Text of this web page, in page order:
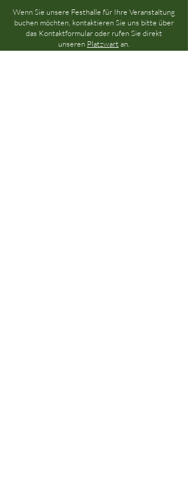
Wenn Sie unsere Festhalle für Ihre Veranstaltung
buchen möchten, kontaktieren Sie uns bitte über
das Kontaktformular oder rufen Sie direkt
unseren Platzwart an.